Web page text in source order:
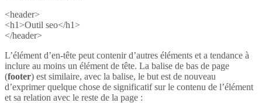
<header>
<h1>Outil seo</h1>
</header>
L’élément d’en-tête peut contenir d’autres éléments et a tendance à
inclure au moins un élément de tête. La balise de bas de page
(footer) est similaire, avec la balise, le but est de nouveau
d’exprimer quelque chose de significatif sur le contenu de l’élément
et sa relation avec le reste de la page :